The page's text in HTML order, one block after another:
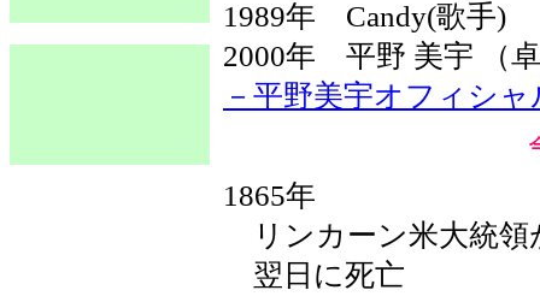
1989年 Candy(歌
2000年 平野 美宇
－平野美宇オフィシ
1865年
リンカーン米大統領
翌日に死亡